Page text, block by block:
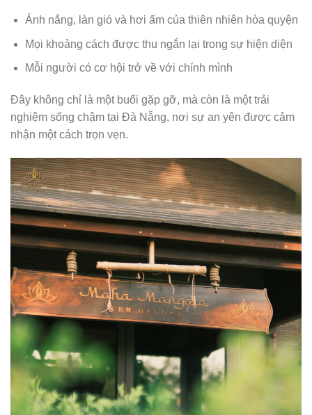
Ánh nắng, làn gió và hơi ấm của thiên nhiên hòa quyện
Mọi khoảng cách được thu ngắn lại trong sự hiện diện
Mỗi người có cơ hội trở về với chính mình
Đây không chỉ là một buổi gặp gỡ, mà còn là một trải
nghiệm sống chậm tại Đà Nẵng, nơi sự an yên được cảm
nhận một cách trọn vẹn.